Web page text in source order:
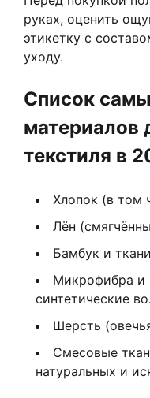
руках, оценить
этикетку с
уходу.
Список
материалов
текстиля в
Хлопок (в том
Лён
Бамбук и
Микрофибра и
синтетические
Шерсть
Смесовые
натуральных и